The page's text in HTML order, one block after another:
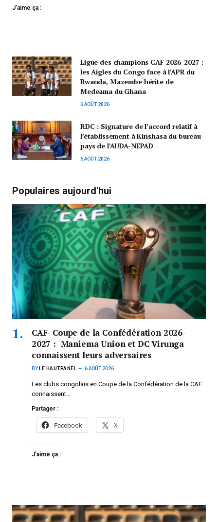
J’aime ça :
Ligue des champions CAF 2026-2027 :
les Aigles du Congo face à l’APR du
Rwanda, Mazembe hérite de
Medeama du Ghana
6 AOÛT 2026
RDC : Signature de l’accord relatif à
l’établissement à Kinshasa du bureau-
pays de l’AUDA-NEPAD
6 AOÛT 2026
Populaires aujourd'hui
CAF- Coupe de la Confédération 2026-
2027 : Maniema Union et DC Virunga
connaissent leurs adversaires
BY LE HAUTPANEL 6 AOÛT 2026
Les clubs congolais en Coupe de la Confédération de la CAF
connaissent…
Partager :
Facebook X
J’aime ça :